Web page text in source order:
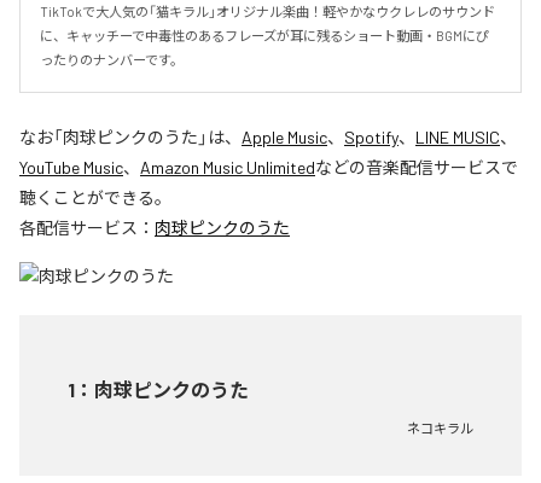
TikTokで大人気の「猫キラル」オリジナル楽曲！軽やかなウクレレのサウンド
に、キャッチーで中毒性のあるフレーズが耳に残るショート動画・BGMにぴ
ったりのナンバーです。
なお「肉球ピンクのうた 」は、 Apple Music、 Spotify、 LINE MUSIC、
YouTube Music、 Amazon Music Unlimitedなどの音楽配信サービスで
聴くことができる。
各配信サービス： 肉球ピンクのうた
1 ： 肉球ピンクのうた
ネコキラル